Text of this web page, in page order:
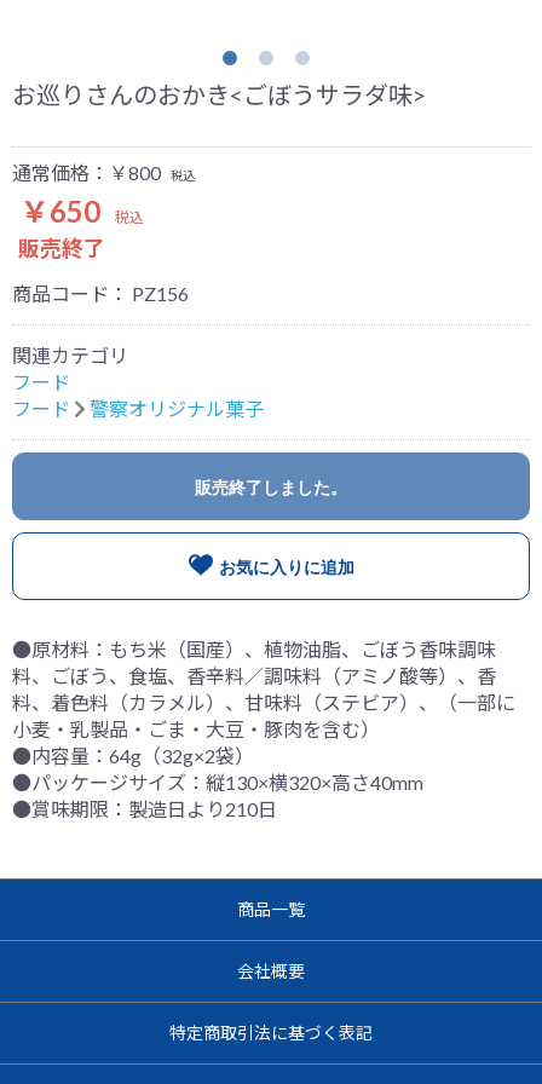
お巡りさんのおかき<ごぼうサラダ味>
通常価格：￥800 税込
￥650 税込
販売終了
商品コード： PZ156
関連カテゴリ
フード
フード
警察オリジナル菓子
販売終了しました。
お買い物を続ける カートへ進む
お気に入りに追加
●原材料：もち米（国産）、植物油脂、ごぼう香味調味
料、ごぼう、食塩、香辛料／調味料（アミノ酸等）、香
料、着色料（カラメル）、甘味料（ステビア）、（一部に
小麦・乳製品・ごま・大豆・豚肉を含む）
●内容量：64g（32g×2袋）
●パッケージサイズ：縦130×横320×高さ40mm
●賞味期限：製造日より210日
商品一覧
会社概要
特定商取引法に基づく表記